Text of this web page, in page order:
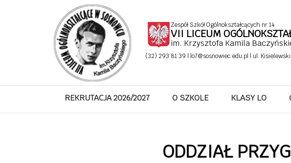
Zespół Szkół Ogólnokształcących nr 14
VII LICEUM
im. Krzysztofa Kamila
(32) 293 81 39 | lo7@sosnowiec.edu.pl | ul.
REKRUTACJA 2026/2027 O SZKOLE KLASY LO
ODDZIAŁ